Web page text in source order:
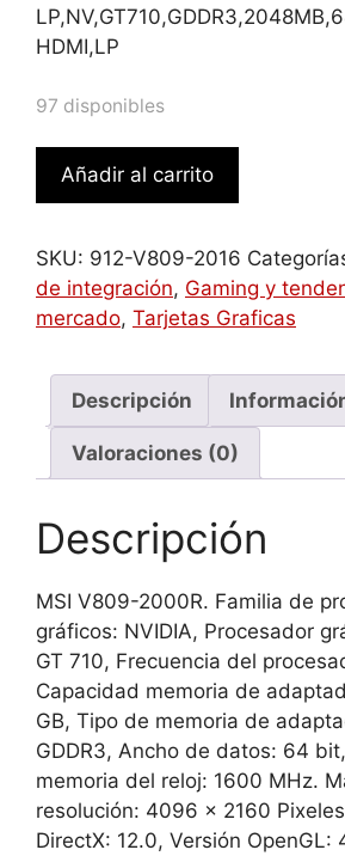
HDMI,LP
97 disponibles
MSI
V809-
tarjeta
gráfica
NVIDIA
GT
2
cantidad
Añadir al carrito
SKU: 912-V809-2016
de integración, Gaming y
mercado, Tarjetas Graficas
Descripción
Valoraciones (0)
Descripción
MSI V809-2000R. Familia de
gráficos: NVIDIA, Procesador
GT 710, Frecuencia del
Capacidad memoria de
GB, Tipo de memoria de
GDDR3, Ancho de datos: 64
memoria del reloj: 1600 MHz.
resolución: 4096 x 2160
DirectX: 12.0, Versión OpenGL: